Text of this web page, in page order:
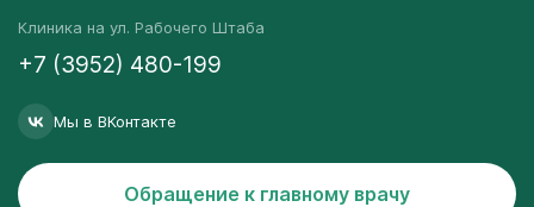
Клиника на ул. Рабочего Штаба
+7 (3952) 480-199
Мы в ВКонтакте
Обращение к главному врачу